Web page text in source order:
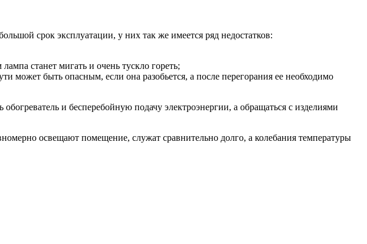
срок эксплуатации, у них так же имеется ряд недостатков:
станет мигать и очень тускло гореть;
может быть опасным, если она разобьется, а после перегорания ее необходимо
и бесперебойную подачу электроэнергии, а обращаться с изделиями
освещают помещение, служат сравнительно долго, а колебания температуры